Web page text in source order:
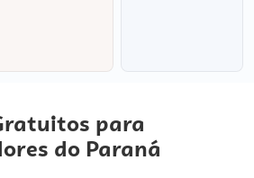
para
do Paraná